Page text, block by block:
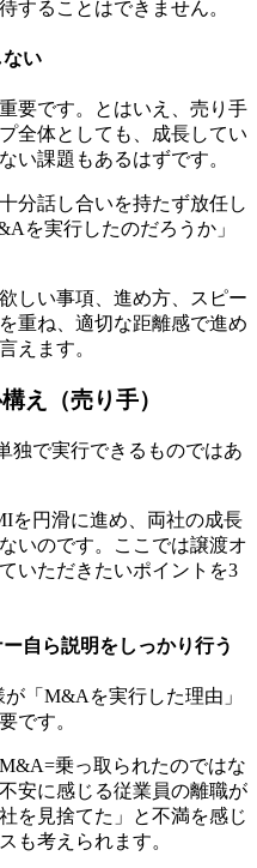
することはできません。
い
要です。とはいえ、売り手
全体としても、成長してい
い課題もあるはずです。
分話し合いを持たず放任し
を実行したのだろうか」
しい事項、進め方、スピー
重ね、適切な距離感で進め
えます。
え（売り手）
独で実行できるものではあ
を円滑に進め、両社の成長
いのです。ここでは譲渡オ
いただきたいポイントを3
自ら説明をしっかり行う
「M&Aを実行した理由」
です。
乗っ取られたのではな
安に感じる従業員の離職が
を見捨てた」と不満を感じ
も考えられます。